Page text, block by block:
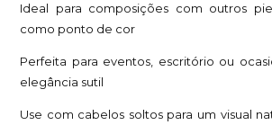
Ideal para composições com outros
como ponto de cor
Perfeita para eventos, escritório ou
elegância sutil
Use com cabelos soltos para um visual